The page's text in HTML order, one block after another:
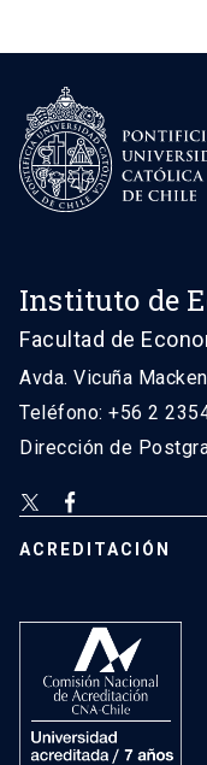
Instituto de
Facultad de
Avda. Vicuña
Teléfono: +56 2
Dirección de
ACREDITACIÓN